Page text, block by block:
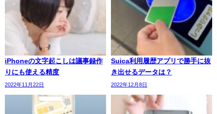
iPhoneの文字起こしは議事録作
りにも使える精度
2022年11月22日
Suica利用履歴アプリで勝手に抜
き出せるデータは？
2022年12月8日